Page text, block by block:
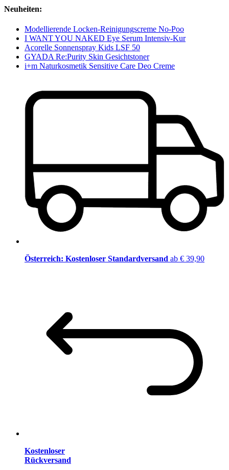
Neuheiten:
Modellierende Locken-Reinigungscreme No-Poo
I WANT YOU NAKED Eye Serum Intensiv-Kur
Acorelle Sonnenspray Kids LSF 50
GYADA Re:Purity Skin Gesichtstoner
i+m Naturkosmetik Sensitive Care Deo Creme
Österreich: Kostenloser Standardversand ab € 39,90
Kostenloser
Rückversand